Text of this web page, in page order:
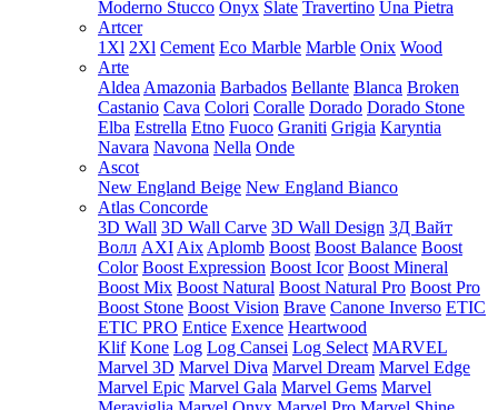
Moderno Stucco Onyx Slate Travertino Una Pietra
Artcer
1Xl 2Xl Cement Eco Marble Marble Onix Wood
Arte
Aldea Amazonia Barbados Bellante Blanca Broken
Castanio Cava Colori Coralle Dorado Dorado Stone
Elba Estrella Etno Fuoco Graniti Grigia Karyntia
Navara Navona Nella Onde
Ascot
New England Beige New England Bianco
Atlas Concorde
3D Wall 3D Wall Carve 3D Wall Design 3Д Вайт
Волл AXI Aix Aplomb Boost Boost Balance Boost
Color Boost Expression Boost Icor Boost Mineral
Boost Mix Boost Natural Boost Natural Pro Boost Pro
Boost Stone Boost Vision Brave Canone Inverso ETIC
ETIC PRO Entice Exence Heartwood
Klif Kone Log Log Cansei Log Select MARVEL
Marvel 3D Marvel Diva Marvel Dream Marvel Edge
Marvel Epic Marvel Gala Marvel Gems Marvel